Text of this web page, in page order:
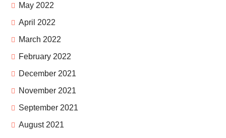
May 2022
April 2022
March 2022
February 2022
December 2021
November 2021
September 2021
August 2021